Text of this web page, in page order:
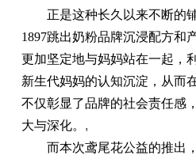
正是这种长久以来不断的铺
1897跳出奶粉品牌沉浸配方和
更加坚定地与妈妈站在一起，
新生代妈妈的认知沉淀，从而
不仅彰显了品牌的社会责任感
大与深化。 ,
而本次鸢尾花公益的推出，